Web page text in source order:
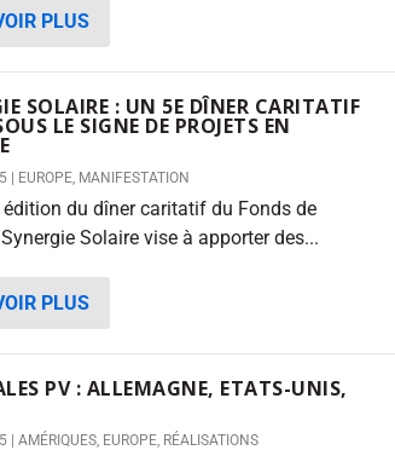
PLUS
SOLAIRE : UN 5E DÎNER CARITATIF
LE SIGNE DE PROJETS EN
EUROPE, MANIFESTATION
édition du dîner caritatif du Fonds de
Solaire vise à apporter des...
PLUS
PV : ALLEMAGNE, ETATS-UNIS,
AMÉRIQUES, EUROPE, RÉALISATIONS